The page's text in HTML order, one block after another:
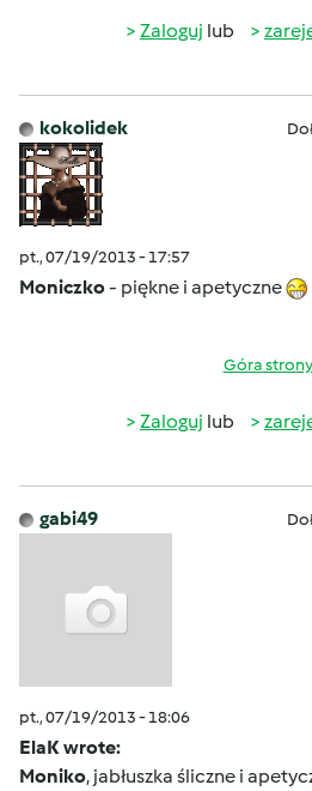
Zaloguj lub
kokolidek
pt., 07/19/2013 - 17:57
Moniczko- piękne i apetyczne
Góra strony
Zaloguj lub
gabi49
pt., 07/19/2013 - 18:06
ElaK wrote:
Moniko, jabłuszka śliczne i